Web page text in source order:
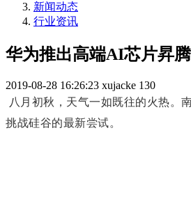
新闻动态
行业资讯
华为推出高端AI芯片昇
2019-08-28 16:26:23 xujacke 130
八月初秋，天气一如既往的火热。
挑战硅谷的最新尝试。